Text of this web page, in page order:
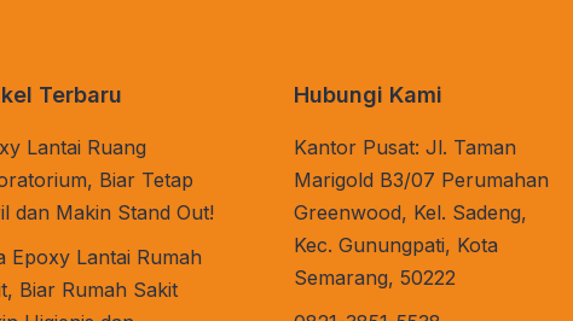
Terbaru
Lantai Ruang
Biar Tetap
dan Makin Stand Out!
Epoxy Lantai Rumah
Biar Rumah Sakit
Hubungi Kami
Kantor Pusat: Jl. Taman
Marigold B3/07 Perumahan
Greenwood, Kel. Sadeng,
Kec. Gunungpati, Kota
Semarang, 50222